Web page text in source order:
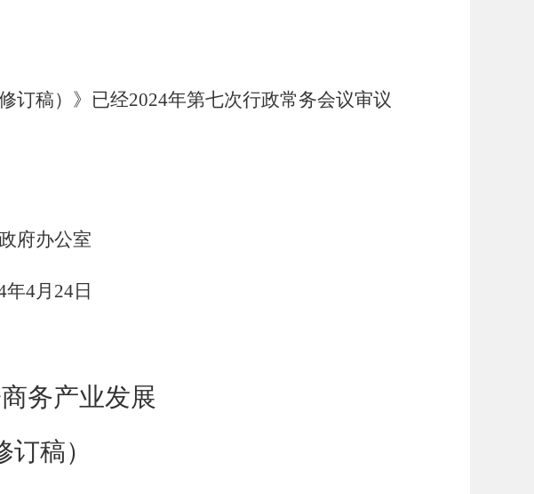
订稿）》已经2024年第七次行政常务会议审议
府办公室
年4月 24日
务产业发展
订稿）